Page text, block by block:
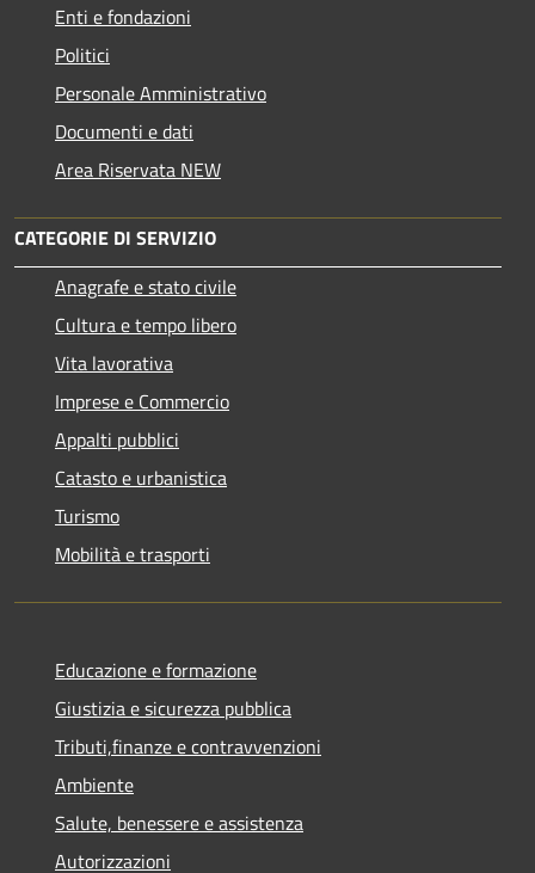
Enti e fondazioni
Politici
Personale Amministrativo
Documenti e dati
Area Riservata NEW
CATEGORIE DI SERVIZIO
Anagrafe e stato civile
Cultura e tempo libero
Vita lavorativa
Imprese e Commercio
Appalti pubblici
Catasto e urbanistica
Turismo
Mobilità e trasporti
Educazione e formazione
Giustizia e sicurezza pubblica
Tributi,finanze e contravvenzioni
Ambiente
Salute, benessere e assistenza
Autorizzazioni